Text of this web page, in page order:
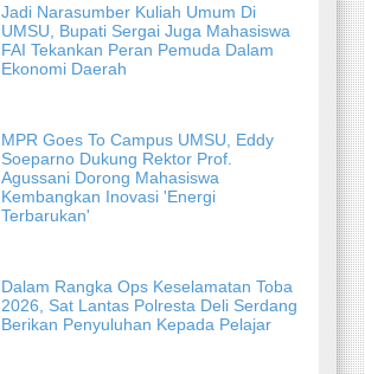
Jadi Narasumber Kuliah Umum Di
UMSU, Bupati Sergai Juga Mahasiswa
FAI Tekankan Peran Pemuda Dalam
Ekonomi Daerah
MPR Goes To Campus UMSU, Eddy
Soeparno Dukung Rektor Prof.
Agussani Dorong Mahasiswa
Kembangkan Inovasi 'Energi
Terbarukan'
Dalam Rangka Ops Keselamatan Toba
2026, Sat Lantas Polresta Deli Serdang
Berikan Penyuluhan Kepada Pelajar